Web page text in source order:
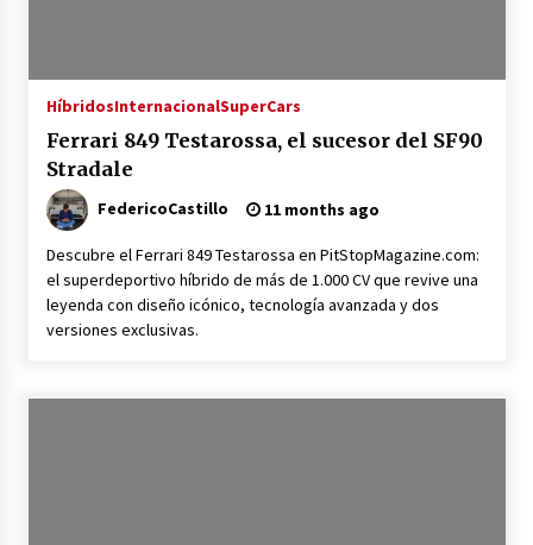
Porsche 911 GTS T-Hybrid, un 911 híbrido que
11 months ago
Ferrari Amalfi, la nueva Dolce Vita V8
11 months ago
HíbridosInternacionalSuperCars
Ferrari 849 Testarossa, el sucesor del SF90
Stradale
FedericoCastillo 11 months ago
Descubre el Ferrari 849 Testarossa en PitStopMagazine.com:
el superdeportivo híbrido de más de 1.000 CV que revive una
leyenda con diseño icónico, tecnología avanzada y dos
versiones exclusivas.